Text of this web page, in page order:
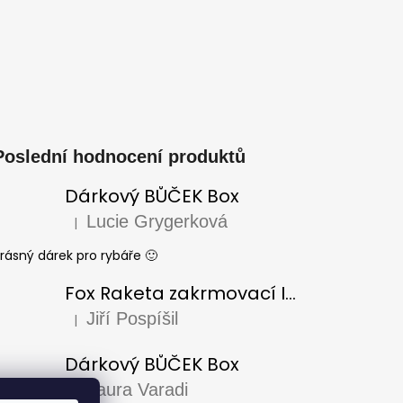
hodnocení produktů
Dárkový BŮČEK Box
Hodnocení produktu je 5 z 5 hvězdiček.
| Lucie Grygerková
dárek pro rybáře 🙂
Fox Raketa zakrmovací Impact Spod
Hodnocení produktu je 5 z 5 hvězdiček.
| Jiří Pospíšil
Dárkový BŮČEK Box
Hodnocení produktu je 5 z 5 hvězdiček.
Laura Varadi